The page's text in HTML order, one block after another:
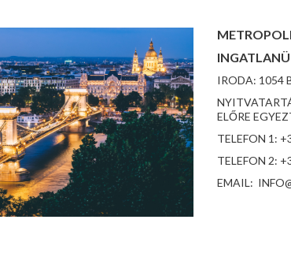
IRODA: 1054
ELŐRE
TELEFON 1:
TELEFON 2:
EMAIL: